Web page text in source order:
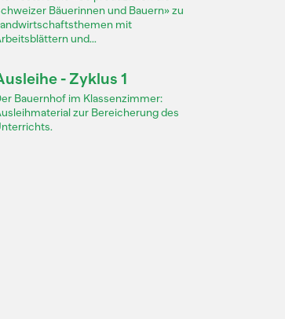
Bäuerinnen und Bauern» zu
mit
und...
- Zyklus 1
Bauernhof im Klassenzimmer:
zur Bereicherung des